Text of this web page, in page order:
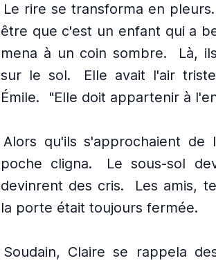
Le rire se transforma en pleurs.
être que c'est un enfant qui a
mena à un coin sombre.
Là,
sur le sol.
Elle avait l'air
Émile.
"Elle doit appartenir à
Alors qu'ils s'approchaient
poche cligna.
Le sous-sol
devinrent des cris.
Les amis,
la porte était toujours fermée.
Soudain, Claire se rappela